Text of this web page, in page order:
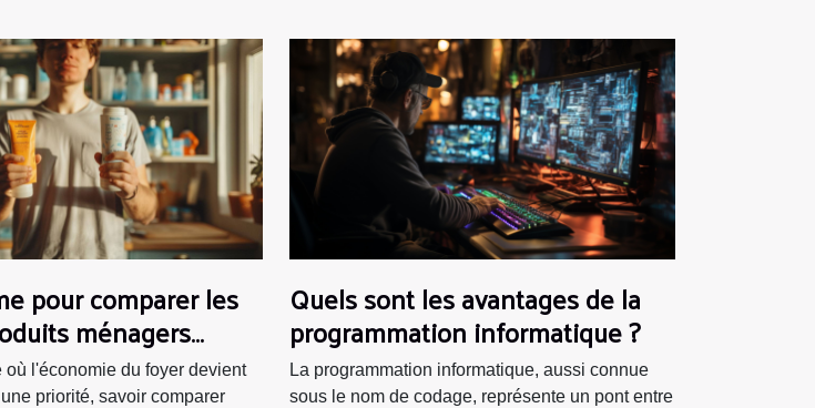
pour comparer les
ménagers
où l'économie du foyer devient
priorité, savoir comparer
Quels sont les avantages de la
programmation informatique ?
La programmation informatique, aussi connue
sous le nom de codage, représente un pont entre